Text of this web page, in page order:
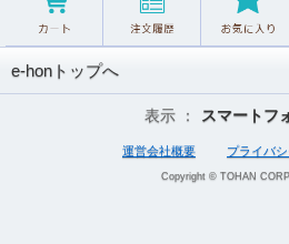
e-honトップへ
表示 ： スマートフ
運営会社概要 プライバ
Copyright © TOHAN